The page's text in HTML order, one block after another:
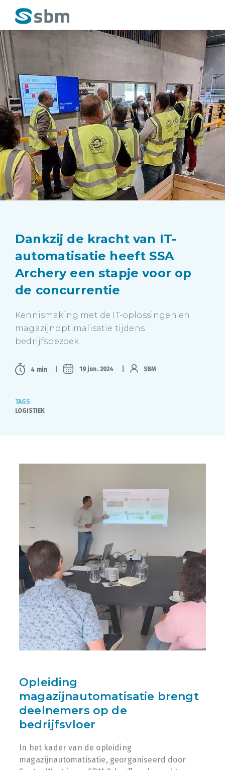
Dankzij de kracht van IT-
automatisatie heeft SSA
Archery een stapje voor op
de concurrentie
Kennismaking met de IT-oplossingen en
magazijnoptimalisatie tijdens
bedrijfsbezoek
4 min 19 jun. 2024 SBM
TAGS
LOGISTIEK
Opleiding
magazijnautomatisatie brengt
deelnemers op de
bedrijfsvloer
In het kader van de opleiding
magazijnautomatisatie, georganiseerd door